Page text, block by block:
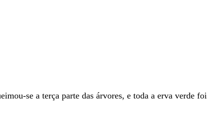
se a terça parte das árvores, e toda a erva verde foi